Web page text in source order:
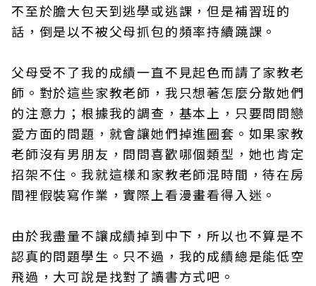
不至於膽大包天到逃學或逃課，但是補習班的
話，倒是以不被父母抓包的頻率持續蹺課。
父母受不了我的成績一直不見起色而請了家教老
師。對於這些家教老師，我只想著怎麼分散她們
的注意力；根據我的調查，基本上，只要問問戀
愛方面的問題，就會讓她們掉進圈套。如果家教
老師沒有男朋友，問問喜歡哪個類型，她也肯定
招架不住。我就這樣和家教老師混時間，待在房
間裡假裝寫作業，實際上看漫畫看得入迷。
由於我盡量不讓成績掉到中下，所以也不算是不
認真的問題學生。只不過，我的成績總是能低空
飛過，大可說是找對了讀書方式吧。